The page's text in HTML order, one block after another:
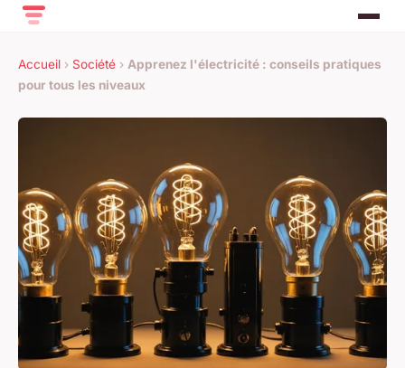
Accueil › Société › Apprenez l'électricité : conseils pratiques
pour tous les niveaux